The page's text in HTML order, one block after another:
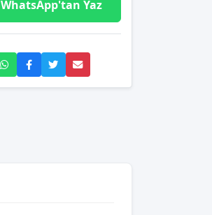
WhatsApp'tan Yaz